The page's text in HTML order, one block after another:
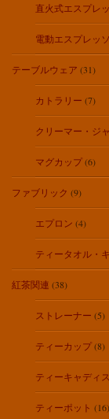
直火式エスプレ
電動エスプレッ
テーブルウェア (31)
カトラリー (7)
クリーマー・ジ
マグカップ(6)
ファブリック (9)
エプロン (4)
ティータオル・
紅茶関連 (38)
ストレーナー (5)
ティーカップ(8)
ティーキャディ
ティーポット (16)